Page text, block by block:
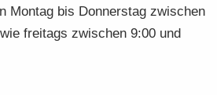
Mon­tag bis Don­ners­tag zwi­schen
frei­tags zwi­schen 9:00 und